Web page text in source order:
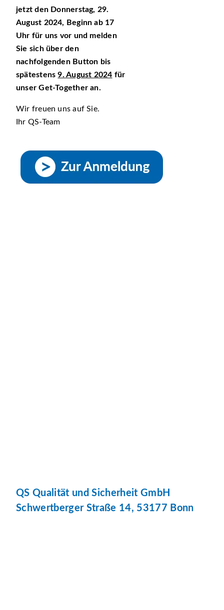
jetzt den Donnerstag, 29.
August 2024, Beginn ab 17
Uhr für uns vor und melden
Sie sich über den
nachfolgenden Button bis
spätestens9. August 2024 für
unser Get-Together an.
Wir freuen uns auf Sie.
Ihr QS-Team
QS Qualität und Sicherheit GmbH
Schwertberger Straße 14, 53177 Bonn